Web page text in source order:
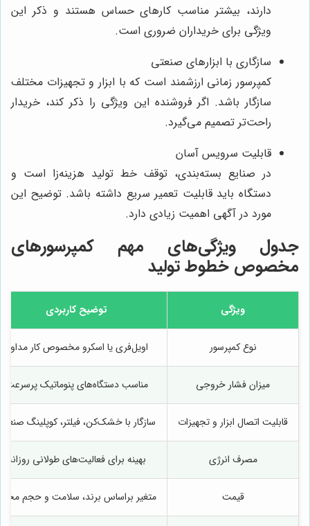
دارند، بیشتر مناسب کارهای حساس هستند و ذکر این
ویژگی برای خریداران ضروری است.
سازگاری با ابزارهای صنعتی
کمپرسور زمانی ارزشمند است که با ابزار و تجهیزات مختلف
سازگار باشد. اگر فروشنده این ویژگی را ذکر کند، خریدار
راحت‌تر تصمیم می‌گیرد.
قابلیت سرویس آسان
در صنایع بسته‌بندی، توقف خط تولید هزینه‌زا است و
دستگاه باید قابلیت تعمیر سریع داشته باشد. توضیح این
مورد در آگهی اهمیت زیادی دارد.
جدول ویژگی‌های مهم کمپرسورهای
مخصوص خطوط تولید
ویژگی توضیح کاربردی
نوع کمپرسور اویل‌فری یا اسکرو مخصوص کار مداوم
میزان فشار خروجی مناسب دستگاه‌های پنوماتیک پرسرعت
قابلیت اتصال ابزار و تجهیزات سازگار با خشک‌کن، فیلتر، کوپلینگ
مصرف انرژی بهینه برای فعالیت‌های طولانی روزانه
قیمت متغیر براساس برند، سلامت و حجم